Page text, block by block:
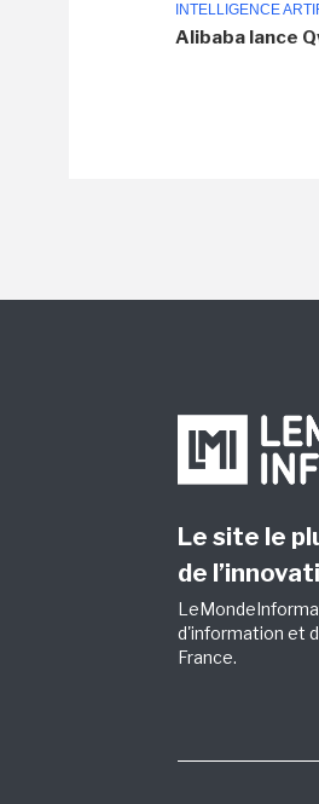
INTELLIGENCE
Alibaba lance
Le site le
de
d'information et
France.